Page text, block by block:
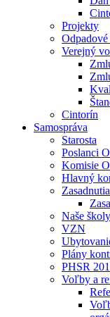
Projekty
Verejný
Cintorín
Samospráva
Starosta
Poslanci
Komisie
Hlavný
Naše školy
VZN
Plány
PHSR
Voľby a